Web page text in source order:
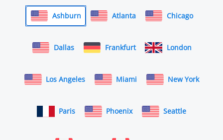
Ashburn Atlanta Chicago
Dallas Frankfurt London
Los Angeles Miami New York
Paris Phoenix Seattle